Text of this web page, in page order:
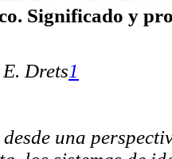
Significado y
Drets1
desde una